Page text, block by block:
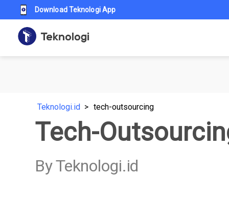
Download Teknologi App
Teknologi.id tech-outsourcing
Tech-
By Teknologi.id